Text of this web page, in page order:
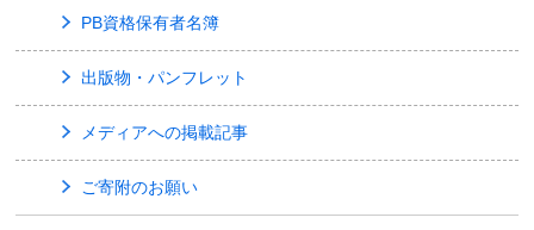
PB資格保有者名簿
出版物・パンフレット
メディアへの掲載記事
ご寄附のお願い